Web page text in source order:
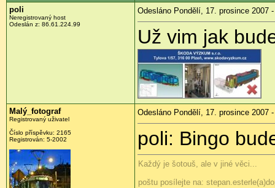
poli
Neregistrovaný host
Odeslán z: 86.61.224.99
Odesláno Pondělí, 17. prosince 2007
Už vim jak
Malý_fotograf
Registrovaný uživatel
Číslo příspěvku: 2165
Registrován: 5-2002
Odesláno Pondělí, 17. prosince 2007
poli: Bingo
Každý je šotouš, ale v jiné věci...
poštu posílejte na: